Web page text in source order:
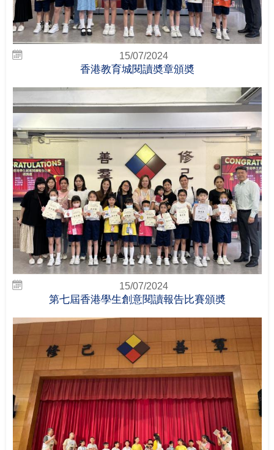
15/07/2024
香港教育城閱讀奬章頒奬
15/07/2024
第七屆香港學生創意閱讀報告比賽頒奬